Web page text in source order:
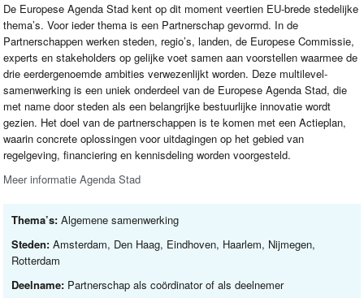
De Europese Agenda Stad kent op dit moment veertien EU-brede stedelijke
thema’s. Voor ieder thema is een Partnerschap gevormd. In de
Partnerschappen werken steden, regio’s, landen, de Europese Commissie,
experts en stakeholders op gelijke voet samen aan voorstellen waarmee de
drie eerdergenoemde ambities verwezenlijkt worden. Deze multilevel-
samenwerking is een uniek onderdeel van de Europese Agenda Stad, die
met name door steden als een belangrijke bestuurlijke innovatie wordt
gezien. Het doel van de partnerschappen is te komen met een Actieplan,
waarin concrete oplossingen voor uitdagingen op het gebied van
regelgeving, financiering en kennisdeling worden voorgesteld.
Meer informatie Agenda Stad
Thema’s: Algemene samenwerking
Steden: Amsterdam, Den Haag, Eindhoven, Haarlem, Nijmegen,
Rotterdam
Deelname: Partnerschap als coördinator of als deelnemer